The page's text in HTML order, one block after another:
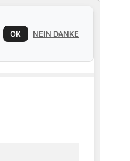
OK NEIN DANKE